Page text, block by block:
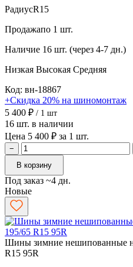
РадиусR15
Продажапо 1 шт.
Наличие 16 шт. (через 4-7 дн.)
Низкая Высокая Средняя
Код: вн-18867
+Скидка 20% на шиномонтаж
5 400 ₽ / 1 шт
16 шт. в наличии
Цена 5 400 ₽ за 1 шт.
−
В корзину
Под заказ ~4 дн.
Новые
Шины зимние нешипованные
R15 95R